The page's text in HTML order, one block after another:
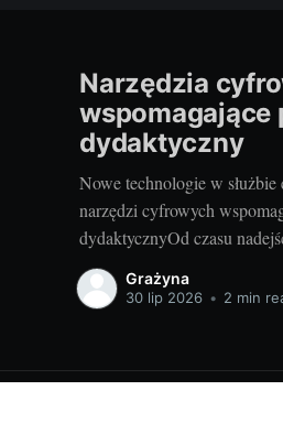
Narzędzia
wspomagające
dydaktyczny
Nowe technologie w
narzędzi cyfrowych
dydaktycznyOd czasu
sposób prowadzenia lekcji
transformację. Narzędzia
innowacyjne rozwiązania
Grażyna
30 lip 2026 • 2 min